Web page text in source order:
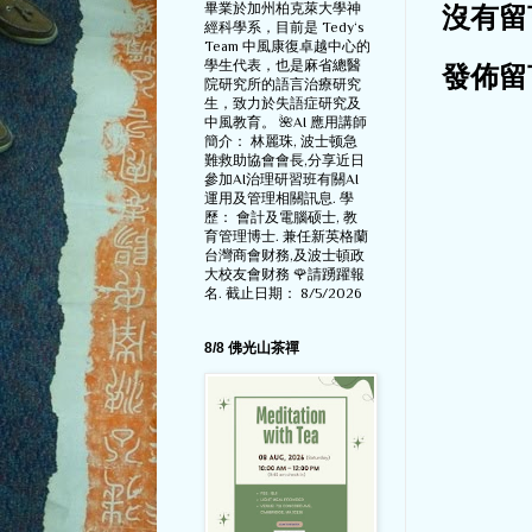
沒有
發佈
畢業於加州柏克萊大學神
經科學系，目前是 Tedy‘s
Team 中風康復卓越中心的
學生代表，也是麻省總醫
院研究所的語言治療研究
生，致力於失語症研究及
中風教育。 🌺AI 應用講師
簡介： 林麗珠, 波士顿急
難救助協會會長,分享近日
參加AI治理研習班有關AI
運用及管理相關訊息. 學
歷： 會計及電腦硕士, 教
育管理博士. 兼任新英格蘭
台灣商會财務,及波士頓政
大校友會财務 🌹請踴躍報
名. 截止日期： 8/5/2026
8/8 佛光山茶禪